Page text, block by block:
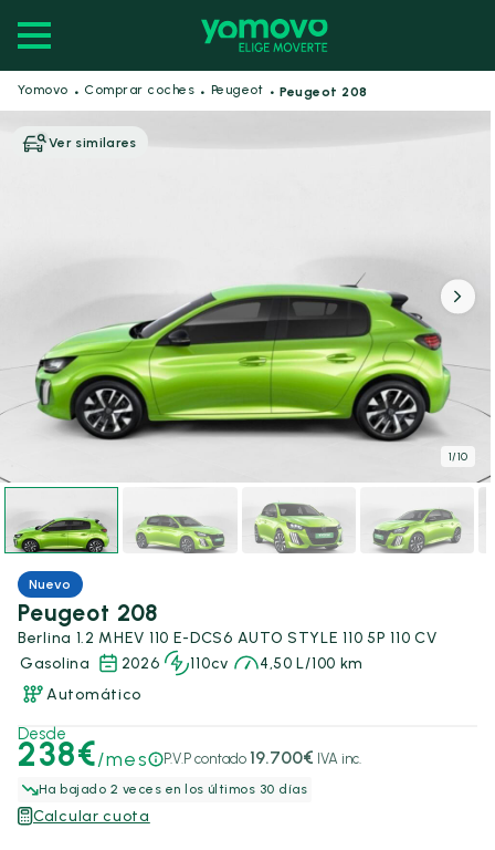
Yomovo · Comprar coches · Peugeot · Peugeot 208
Ver similares
1/10
Nuevo
Peugeot 208
Berlina 1.2 MHEV 110 E-DCS6 AUTO STYLE 110 5P 110 CV
Gasolina
2026 110cv
4,50 L/100 km
Automático
Desde
238€/mes P.V.P contado 19.700€ IVA inc.
Ha bajado 2 veces en los últimos 30 días
Calcular cuota